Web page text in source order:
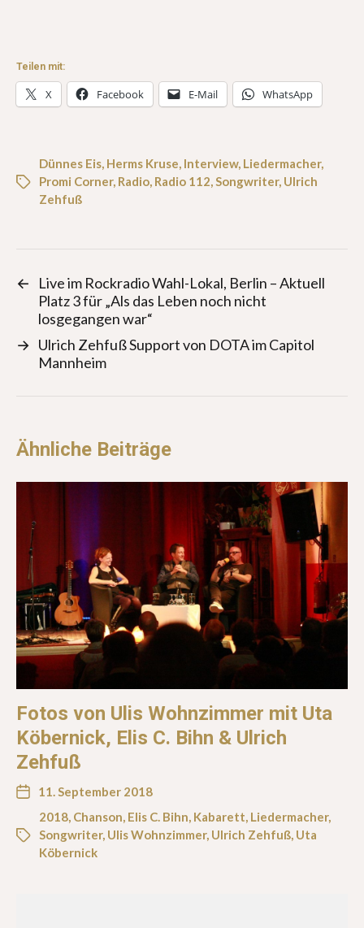
Teilen mit:
X Facebook E-Mail WhatsApp
Dünnes Eis, Herms Kruse, Interview, Liedermacher,
Promi Corner, Radio, Radio 112,Songwriter, Ulrich
Zehfuß
←
Live im Rockradio Wahl-Lokal, Berlin – Aktuell
Platz 3 für „Als das Leben noch nicht
losgegangen war“
→ Ulrich Zehfuß Support von DOTA im Capitol
Mannheim
Ähnliche Beiträge
Fotos von Ulis Wohnzimmer mit Uta
Köbernick, Elis C. Bihn & Ulrich
Zehfuß
11. September 2018
2018, Chanson, Elis C. Bihn, Kabarett, Liedermacher,
Songwriter, Ulis Wohnzimmer, Ulrich Zehfuß, Uta
Köbernick